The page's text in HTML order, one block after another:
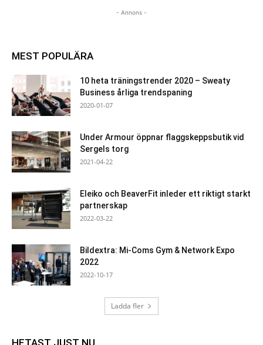
- Annons -
MEST POPULÄRA
10 heta träningstrender 2020 – Sweaty
Business årliga trendspaning
2020-01-07
Under Armour öppnar flaggskeppsbutik vid
Sergels torg
2021-04-22
Eleiko och BeaverFit inleder ett riktigt starkt
partnerskap
2022-03-22
Bildextra: Mi-Coms Gym & Network Expo
2022
2022-10-17
Ladda fler